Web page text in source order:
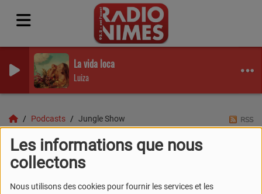
Les informations que nous
collectons
Nous utilisons des cookies pour fournir les services et les
La vida loca
Luiza
Podcasts Jungle Show
JUNGLE SHOW
RSS